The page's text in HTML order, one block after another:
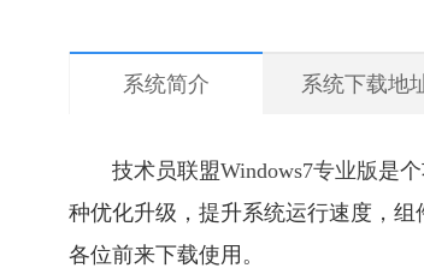
系统简介 系统下载地
技术员联盟Windows7专业版是
种优化升级，提升系统运行速度，
各位前来下载使用。